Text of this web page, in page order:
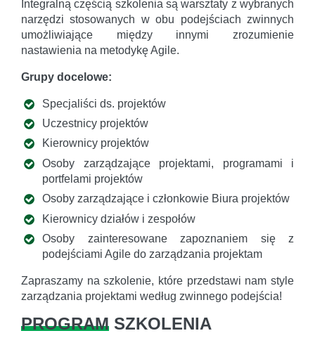
Integralną częścią szkolenia są warsztaty z wybranych
narzędzi stosowanych w obu podejściach zwinnych
umożliwiające między innymi zrozumienie
nastawienia na metodykę Agile.
Grupy docelowe:
Specjaliści ds. projektów
Uczestnicy projektów
Kierownicy projektów
Osoby zarządzające projektami, programami i
portfelami projektów
Osoby zarządzające i członkowie Biura projektów
Kierownicy działów i zespołów
Osoby zainteresowane zapoznaniem się z
podejściami Agile do zarządzania projektam
Zapraszamy na szkolenie, które przedstawi nam style
zarządzania projektami według zwinnego podejścia!
PROGRAM SZKOLENIA